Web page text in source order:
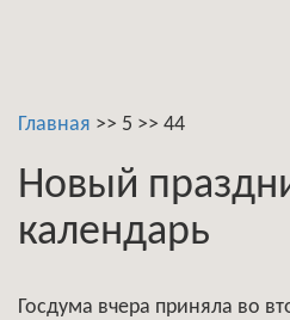
Главная >> 5 >> 44
Новый
календарь
Госдума вчера приняла во